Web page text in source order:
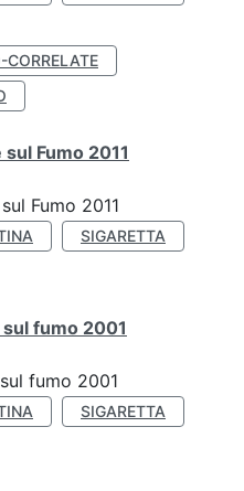
CORRELATE
Fumo 2011
Fumo 2011
SIGARETTA
fumo 2001
fumo 2001
SIGARETTA